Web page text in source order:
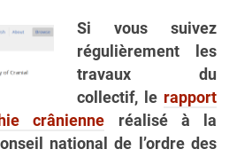
Si vous suivez
régulièrement les
travaux du
collectif, le rapport
crânienne réalisé à la
national de l’ordre des